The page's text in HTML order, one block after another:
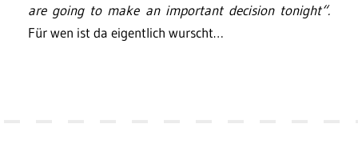
are going to make an important decision tonight“.
Für wen ist da eigentlich wurscht…